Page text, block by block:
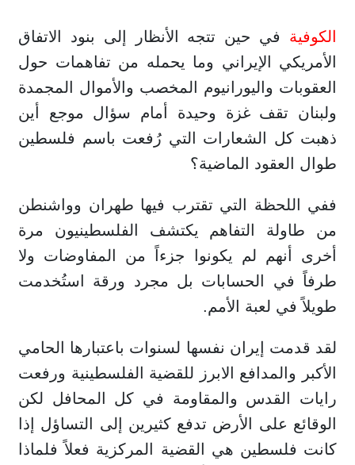
الكوفية في حين تتجه الأنظار إلى بنود الاتفاق
الأمريكي الإيراني وما يحمله من تفاهمات حول
العقوبات واليورانيوم المخصب والأموال المجمدة
ولبنان تقف غزة وحيدة أمام سؤال موجع أين
ذهبت كل الشعارات التي رُفعت باسم فلسطين
طوال العقود الماضية؟
ففي اللحظة التي تقترب فيها طهران وواشنطن
من طاولة التفاهم يكتشف الفلسطينيون مرة
أخرى أنهم لم يكونوا جزءاً من المفاوضات ولا
طرفاً في الحسابات بل مجرد ورقة استُخدمت
طويلاً في لعبة الأمم.
لقد قدمت إيران نفسها لسنوات باعتبارها الحامي
الأكبر والمدافع الابرز للقضية الفلسطينية ورفعت
رايات القدس والمقاومة في كل المحافل لكن
الوقائع على الأرض تدفع كثيرين إلى التساؤل إذا
كانت فلسطين هي القضية المركزية فعلاً فلماذا